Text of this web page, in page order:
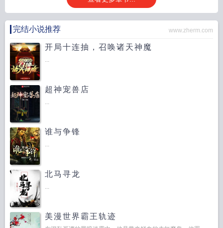
完结小说推荐 www.zherm.com
开局十连抽，召唤诸天神魔
...
超神宠兽店
...
谁与争锋
...
北马寻龙
...
美漫世界霸王轨迹